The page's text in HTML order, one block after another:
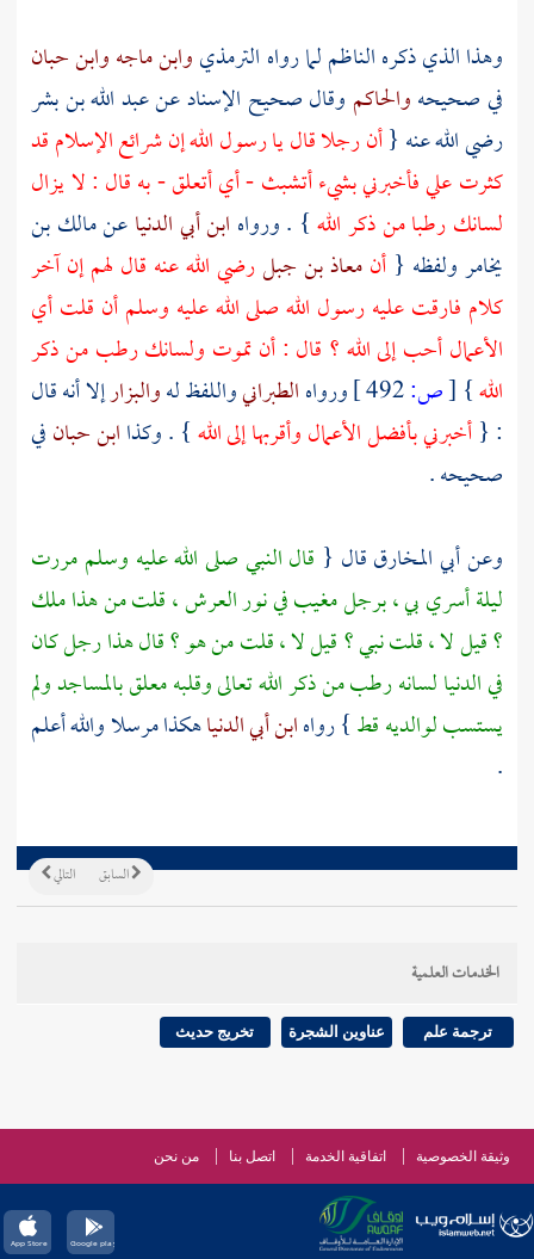
وهذا الذي ذكره الناظم لما رواه الترمذيوابن ماجهوابن حبان
في صحيحهوالحاكم وقال صحيح الإسناد عنعبد الله بن بشر
رضي الله عنه {أن رجلا قال يا رسول الله إن شرائع الإسلام قد
كثرت علي فأخبرني بشيء أتشبث - أي أتعلق - به قال : لا يزال
لسانك رطبا من ذكر الله} . ورواه ابن أبي الدنياعنمالك بن
يخامرولفظه {أنمعاذ بن جبلرضي الله عنه قال لهم إن آخر
كلام فارقت عليه رسول الله صلى الله عليه وسلم أن قلت أي
الأعمال أحب إلى الله ؟ قال : أن تموت ولسانك رطب من ذكر
الله}
[ص: ورواهالطبرانيواللفظ لهوالبزارإلا أنه قال
: {أخبرني بأفضل الأعمال وأقربها إلى الله} . وكذاابن حبانفي
صحيحه .
وعنأبي المخارققال { قال النبي صلى الله عليه وسلم مررت
ليلة أسري بي ، برجل مغيب في نور العرش ، قلت من هذا ملك
؟ قيل لا ، قلت نبي ؟ قيل لا ، قلت من هو ؟ قال هذا رجل كان
في الدنيا لسانه رطب من ذكر الله تعالى وقلبه معلق بالمساجد ولم
يستسب لوالديه قط} رواهابن أبي الدنياهكذا مرسلا والله أعلم
.
التالي السابق
الخدمات العلمية
ترجمة علم عناوين الشجرة تخريج حديث
وثيقة الخصوصية اتفاقية الخدمة اتصل بنا من نحن